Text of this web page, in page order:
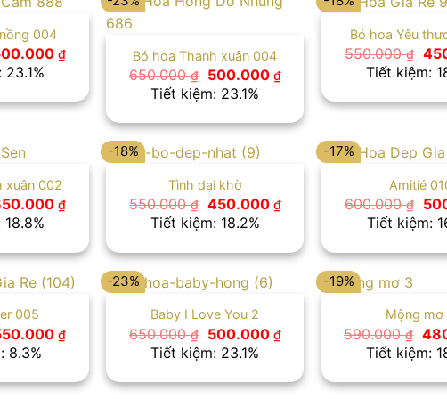
004
₫Giá
500.000 ₫.
Bó hoa Thanh xuân 004
650.000₫
Giá
gốc
là:
500.000 ₫Giá
hiện
500.000 ₫.
Tiết kiệm: 23.1%
Bó hoa Yêu
550.000₫
Giá
gốc
là:
Tiết kiệm:
xuân 002
₫Giá
650.000 ₫.
-18%
Tình dại khờ
550.000₫ Giá
gốc
là:
450.000 ₫Giá
hiện
450.000 ₫.
Tiết kiệm: 18.2%
-17%
Amitié
600.000₫
Giá
gốc
là:
Tiết kiệm:
005
₫Giá
hiện
550.000 ₫.
8.3%
-23%
Baby I Love You 2
650.000₫
Giá
gốc
là:
500.000 ₫Giá
hiện
500.000 ₫.
Tiết kiệm: 23.1%
-19%
Mộng mơ
590.000₫ Giá
gốc
là:
Tiết kiệm: